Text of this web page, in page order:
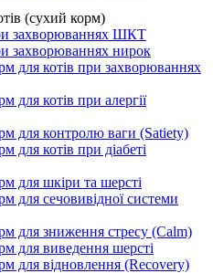
(сухий корм)
захворюваннях ШКТ
захворюваннях нирок
для котів при захворюваннях
для котів при алергії
для контролю ваги (Satiety)
для котів при діабеті
для шкіри та шерсті
для сечовивідної системи
для зниження стресу (Calm)
для виведення шерсті
для відновлення (Recovery)